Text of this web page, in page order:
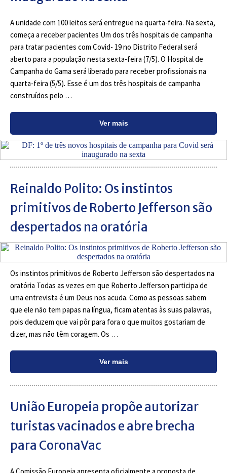
A unidade com 100 leitos será entregue na quarta-feira. Na sexta,
começa a receber pacientes Um dos três hospitais de campanha
para tratar pacientes com Covid- 19 no Distrito Federal será
aberto para a população nesta sexta-feira (7/5). O Hospital de
Campanha do Gama será liberado para receber profissionais na
quarta-feira (5/5). Esse é um dos três hospitais de campanha
construídos pelo …
Ver mais
Reinaldo Polito: Os instintos
primitivos de Roberto Jefferson são
despertados na oratória
Os instintos primitivos de Roberto Jefferson são despertados na
oratória Todas as vezes em que Roberto Jefferson participa de
uma entrevista é um Deus nos acuda. Como as pessoas sabem
que ele não tem papas na língua, ficam atentas às suas palavras,
pois deduzem que vai pôr para fora o que muitos gostariam de
dizer, mas não têm coragem. Os …
Ver mais
União Europeia propõe autorizar
turistas vacinados e abre brecha
para CoronaVac